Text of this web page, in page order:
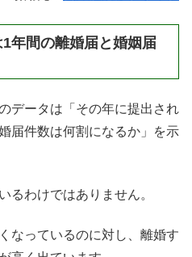
年間の離婚届と婚姻届
データは「その年に提出され
届件数は何割になるか」を示
るわけではありません。
なっているのに対し、離婚す